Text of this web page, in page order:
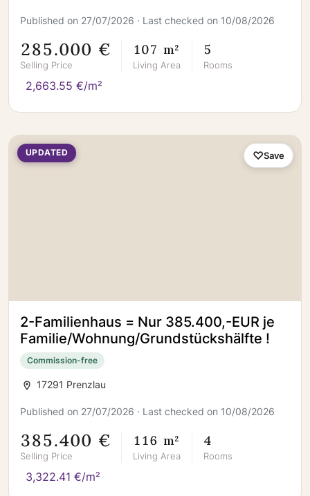
Published on 27/07/2026 · Last checked on 10/08/2026
285.000 €
Selling Price
107 m²
Living Area
5
Rooms
2,663.55 €/m²
UPDATED
2-Familienhaus = Nur 385.400,-EUR je
Familie/Wohnung/Grundstückshälfte !
Commission-free
17291 Prenzlau
Published on 27/07/2026 · Last checked on 10/08/2026
385.400 €
Selling Price
116 m²
Living Area
4
Rooms
3,322.41 €/m²
Save